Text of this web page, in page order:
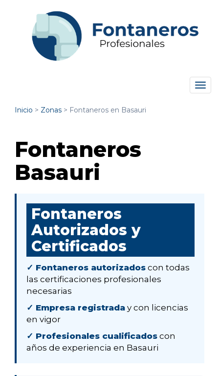
Inicio > Zonas > Fontaneros en Basauri
Fontaneros
Basauri
Fontaneros
Autorizados y
Certificados
✓ Fontaneros autorizados con todas
las certificaciones profesionales
necesarias
✓ Empresa registrada y con licencias
en vigor
✓ Profesionales cualificados con
años de experiencia en Basauri